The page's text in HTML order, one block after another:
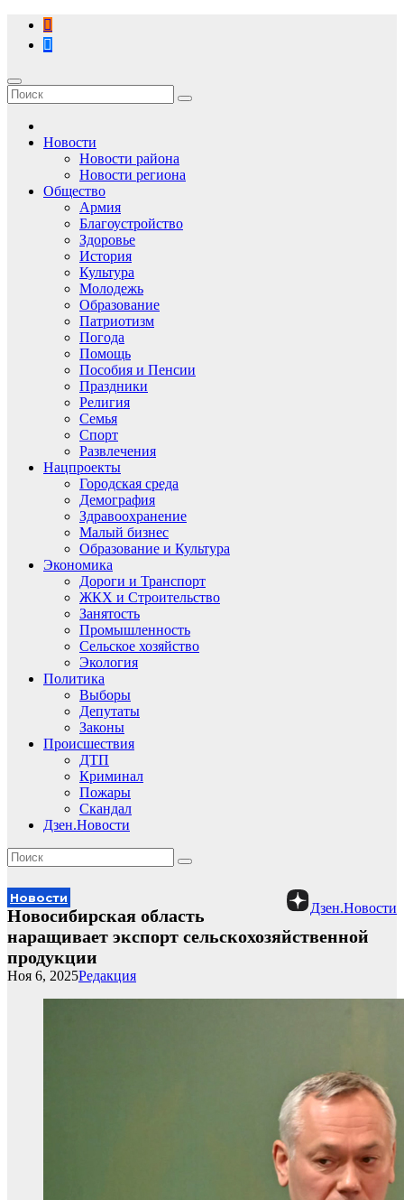
Перейти
содержимому
Новости
Новости района
Новости региона
Общество
Армия
Благоустройство
Здоровье
История
Культура
Молодежь
Образование
Патриотизм
Погода
Помощь
Пособия и Пенсии
Праздники
Религия
Семья
Спорт
Развлечения
Нацпроекты
Городская среда
Демография
Здравоохранение
Малый бизнес
Образование и Культура
Экономика
Дороги и Транспорт
ЖКХ и Строительство
Занятость
Промышленность
Сельское хозяйство
Экология
Политика
Выборы
Депутаты
Законы
Происшествия
ДТП
Криминал
Пожары
Скандал
Дзен.Новости
Дзен.Новости
Новости
Новосибирская область
наращивает экспорт сельскохозяйственной
продукции
Редакция
Ноя 6, 2025